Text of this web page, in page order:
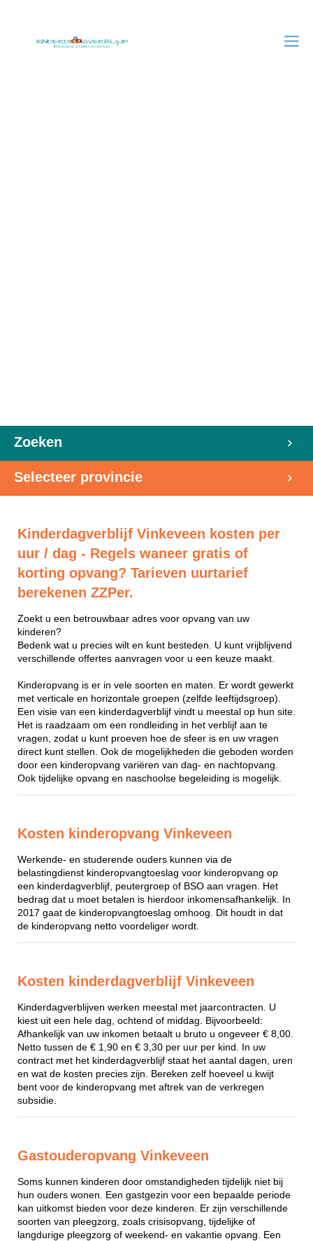
Zoeken
Selecteer provincie
Kinderdagverblijf Vinkeveen kosten per
uur / dag - Regels waneer gratis of
korting opvang? Tarieven uurtarief
berekenen ZZPer.
Zoekt u een betrouwbaar adres voor opvang van uw
kinderen?
Bedenk wat u precies wilt en kunt besteden. U kunt vrijblijvend
verschillende offertes aanvragen voor u een keuze maakt.
Kinderopvang is er in vele soorten en maten. Er wordt gewerkt
met verticale en horizontale groepen (zelfde leeftijdsgroep).
Een visie van een kinderdagverblijf vindt u meestal op hun site.
Het is raadzaam om een rondleiding in het verblijf aan te
vragen, zodat u kunt proeven hoe de sfeer is en uw vragen
direct kunt stellen. Ook de mogelijkheden die geboden worden
door een kinderopvang variëren van dag- en nachtopvang.
Ook tijdelijke opvang en naschoolse begeleiding is mogelijk.
Kosten kinderopvang Vinkeveen
Werkende- en studerende ouders kunnen via de
belastingdienst kinderopvangtoeslag voor kinderopvang op
een kinderdagverblijf, peutergroep of BSO aan vragen. Het
bedrag dat u moet betalen is hierdoor inkomensafhankelijk. In
2017 gaat de kinderopvangtoeslag omhoog. Dit houdt in dat
de kinderopvang netto voordeliger wordt.
Kosten kinderdagverblijf Vinkeveen
Kinderdagverblijven werken meestal met jaarcontracten. U
kiest uit een hele dag, ochtend of middag. Bijvoorbeeld:
Afhankelijk van uw inkomen betaalt u bruto u ongeveer € 8,00.
Netto tussen de € 1,90 en € 3,30 per uur per kind. In uw
contract met het kinderdagverblijf staat het aantal dagen, uren
en wat de kosten precies zijn. Bereken zelf hoeveel u kwijt
bent voor de kinderopvang met aftrek van de verkregen
subsidie.
Gastouderopvang Vinkeveen
Soms kunnen kinderen door omstandigheden tijdelijk niet bij
hun ouders wonen. Een gastgezin voor een bepaalde periode
kan uitkomst bieden voor deze kinderen. Er zijn verschillende
soorten van pleegzorg, zoals crisisopvang, tijdelijke of
langdurige pleegzorg of weekend- en vakantie opvang. Een